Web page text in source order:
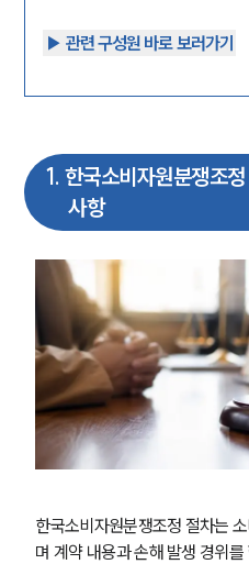
▶︎ 관련 구성원 바로 보러가기
1. 한국소비자원분쟁조
사항
한국소비자원분쟁조정 절차는
며 계약 내용과 손해 발생 경위를